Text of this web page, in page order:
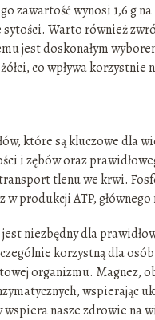
zawartość wynosi 1,6 g
Warto również
jest doskonałym
co wpływa korzystnie
które są kluczowe dla
i zębów oraz
tlenu we krwi.
produkcji ATP,
niezbędny dla
korzystną dla
organizmu. Magnez,
wspierając
nasze zdrowie na